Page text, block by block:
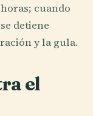
cuando
detiene
y la gula.
el